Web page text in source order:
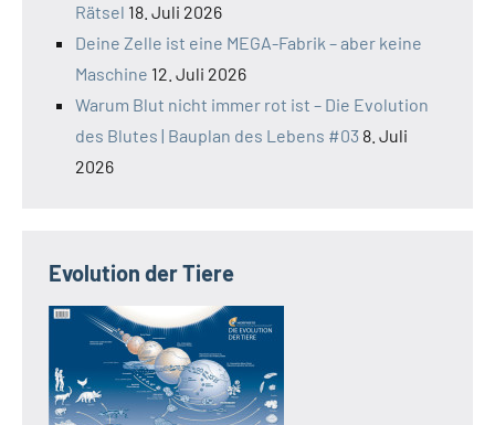
Rätsel 18. Juli 2026
Deine Zelle ist eine MEGA-Fabrik – aber keine
Maschine 12. Juli 2026
Warum Blut nicht immer rot ist – Die Evolution
des Blutes | Bauplan des Lebens #03 8. Juli
2026
Evolution der Tiere